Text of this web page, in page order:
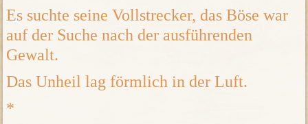
Es suchte seine Vollstrecker, das Böse war
auf der Suche nach der ausführenden
Gewalt.
Das Unheil lag förmlich in der Luft.
*